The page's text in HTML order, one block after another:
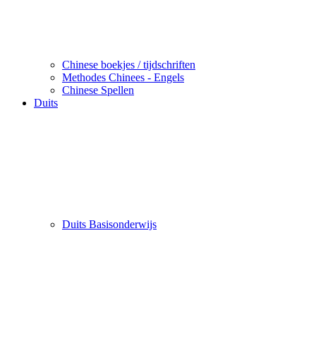
Chinese boekjes / tijdschriften
Methodes Chinees - Engels
Chinese Spellen
Duits
Duits Basisonderwijs